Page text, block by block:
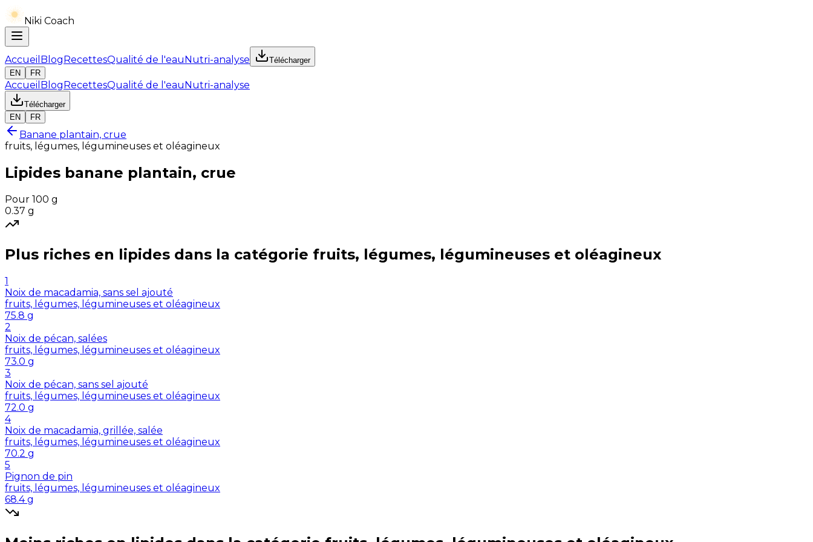
Niki Coach
Accueil BlogRecettesQualité de l'eauNutri-analyse
Télécharger
EN
FR
Accueil BlogRecettesQualité de l'eauNutri-analyse
Télécharger
EN
FR
Banane plantain, crue
fruits, légumes, légumineuses et oléagineux
Lipides banane plantain, crue
Pour 100 g
0.37 g
Plus riches en lipides dans la catégorie fruits, légumes, légumineuses et oléagineux
1
Noix de macadamia, sans sel ajouté
fruits, légumes, légumineuses et oléagineux
75.8 g
2
Noix de pécan, salées
fruits, légumes, légumineuses et oléagineux
73.0 g
3
Noix de pécan, sans sel ajouté
fruits, légumes, légumineuses et oléagineux
72.0 g
4
Noix de macadamia, grillée, salée
fruits, légumes, légumineuses et oléagineux
70.2 g
5
Pignon de pin
fruits, légumes, légumineuses et oléagineux
68.4 g